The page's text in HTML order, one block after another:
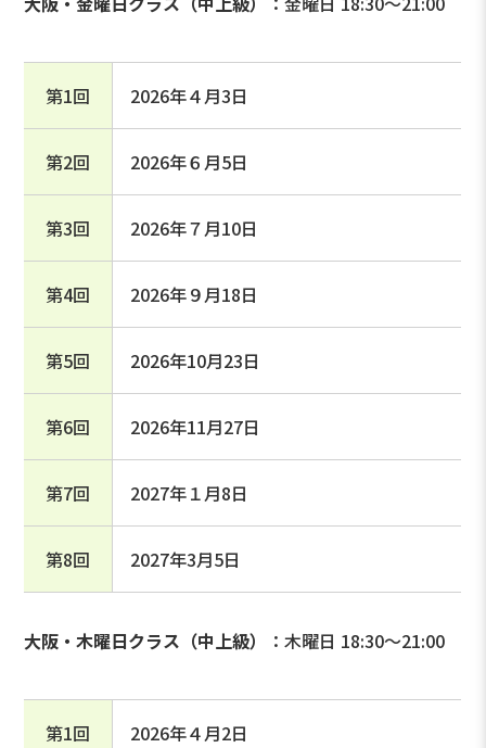
第1回 2026年４月3日
第2回 2026年６月5日
第3回 2026年７月10日
第4回 2026年９月18日
第5回 2026年10月23日
第6回 2026年11月27日
第7回 2027年１月8日
第8回 2027年3月5日
大阪・木曜日クラス（中上級） ：木曜日 18:30～21:00
第1回 2026年４月2日